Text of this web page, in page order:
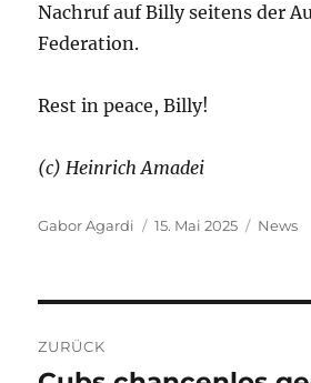
Nachruf auf Billy seitens der
Federation.
Rest in peace, Billy!
(c) Heinrich Amadei
Autor
Gabor Agardi
Veröffentlicht
15. Mai 2025 News
ZURÜCK